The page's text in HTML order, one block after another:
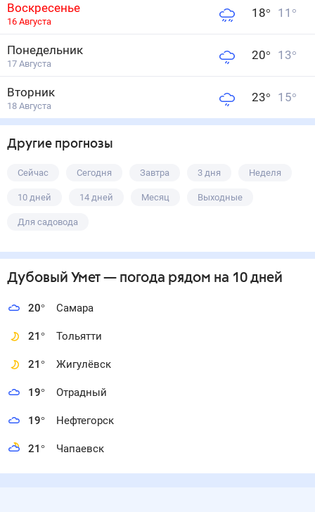
Воскресенье
16 Августа
18° 11 °
Понедельник
17 Августа
20° 13°
Вторник
18 Августа
23° 15°
Другие прогнозы
Сейчас Сегодня Завтра 3 дня Неделя
10 дней 14 дней Месяц Выходные
Для садовода
Дубовый Умет— погода рядом на 10 дней
20° Самара
21° Тольятти
21° Жигулёвск
19° Отрадный
19° Нефтегорск
21° Чапаевск